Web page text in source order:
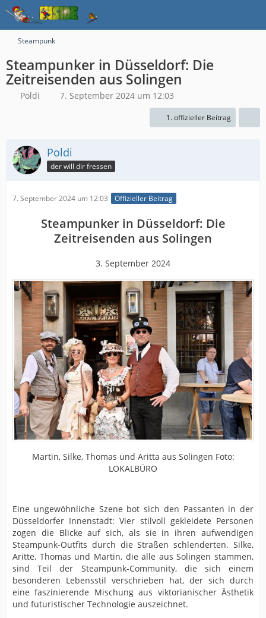
Steampunk
Steampunker in Düsseldorf: Die
Zeitreisenden aus Solingen
Poldi 7. September 2024 um 12:03
1. offizieller Beitrag
Poldi
der will dir fressen
7. September 2024 um 12:03 Offizieller Beitrag
Steampunker in Düsseldorf: Die
Zeitreisenden aus Solingen
3. September 2024
Martin, Silke, Thomas und Aritta aus Solingen Foto:
LOKALBÜRO
Eine ungewöhnliche Szene bot sich den Passanten in der
Düsseldorfer Innenstadt: Vier stilvoll gekleidete Personen
zogen die Blicke auf sich, als sie in ihren aufwendigen
Steampunk-Outfits durch die Straßen schlenderten. Silke,
Aritte, Thomas und Martin, die alle aus Solingen stammen,
sind Teil der Steampunk-Community, die sich einem
besonderen Lebensstil verschrieben hat, der sich durch
eine faszinierende Mischung aus viktorianischer Ästhetik
und futuristischer Technologie auszeichnet.